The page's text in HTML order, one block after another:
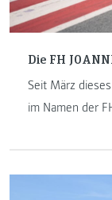
Die FH
Seit März
im Namen der
betreuen acht